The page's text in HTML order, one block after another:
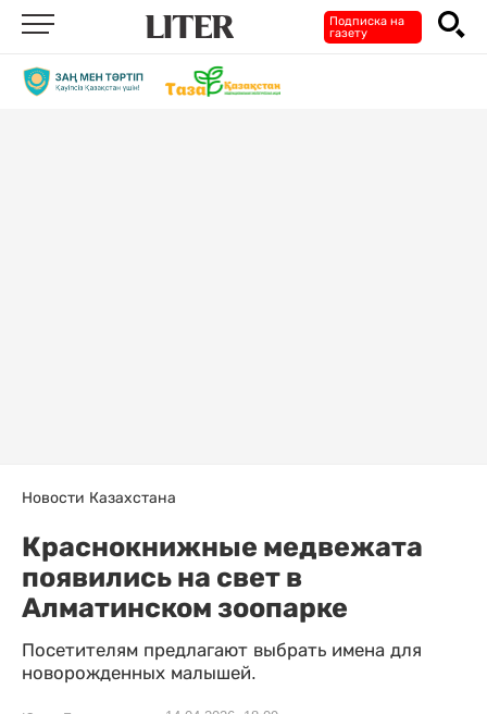
Подписка на
газету
Новости Казахстана
Краснокнижные медвежата
появились на свет в
Алматинском зоопарке
Посетителям предлагают выбрать имена для
новорожденных малышей.